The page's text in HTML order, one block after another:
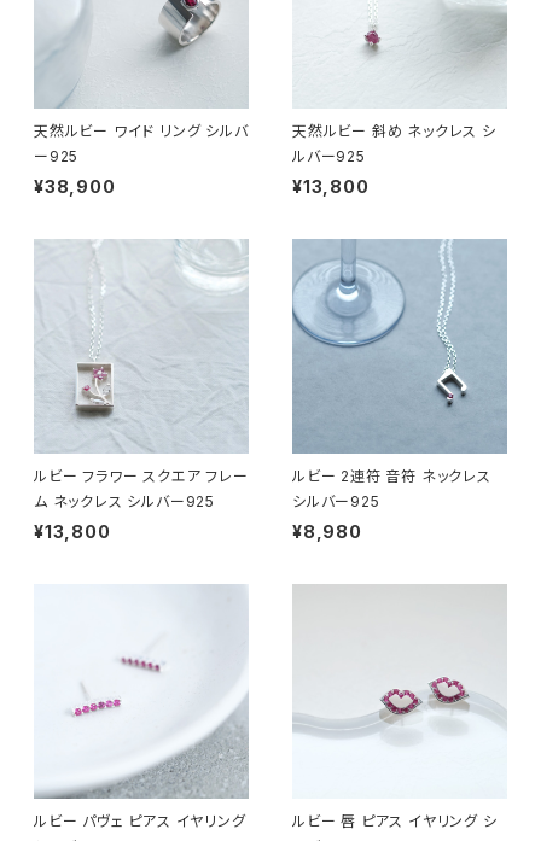
天然ルビー ワイド リング シルバ
ー925
¥38,900
天然ルビー 斜め ネックレス シ
ルバー925
¥13,800
ルビー フラワー スクエア フレー
ム ネックレス シルバー925
¥13,800
ルビー 2連符 音符 ネックレス
シルバー925
¥8,980
ルビー パヴェ ピアス イヤリング
ルビー 唇 ピアス イヤリング シ